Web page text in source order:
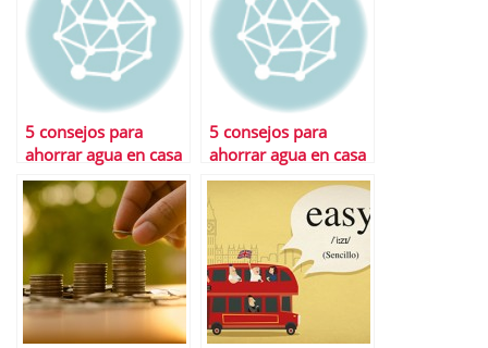
5 consejos para
ahorrar agua en casa
5 consejos para
ahorrar agua en casa